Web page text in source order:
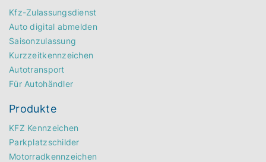
Kfz-Zulassungsdienst
Auto digital abmelden
Saisonzulassung
Kurzzeitkennzeichen
Autotransport
Für Autohändler
Produkte
KFZ Kennzeichen
Parkplatzschilder
Motorradkennzeichen